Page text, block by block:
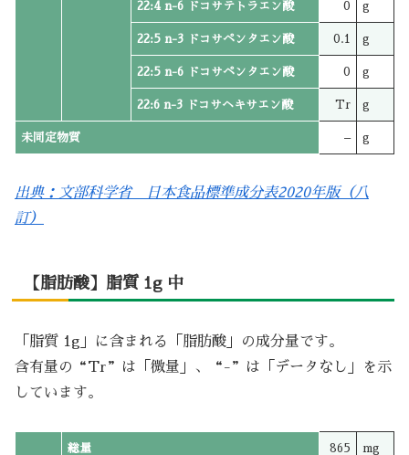
22:4 n-6 ドコサテトラエン酸 0 g
22:5 n-3 ドコサペンタエン酸 0.1 g
22:5 n-6 ドコサペンタエン酸 0 g
22:6 n-3 ドコサヘキサエン酸 Tr g
未同定物質 – g
出典：文部科学省 日本食品標準成分表2020年版（八
訂）
【脂肪酸】脂質 1g 中
「脂質 1g」に含まれる「脂肪酸」の成分量です。
含有量の“Tr”は「微量」、“-”は「データなし」を示
しています。
総量 865 mg